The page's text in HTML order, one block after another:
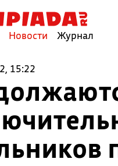
Новости Журнал
15:22